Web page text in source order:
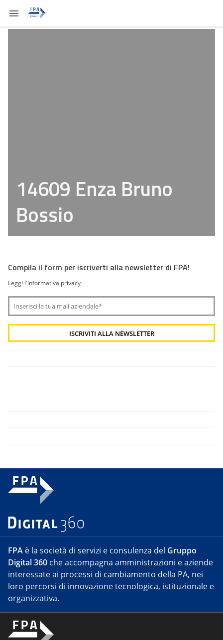
14609 Enza Bruno
Bossio
Compila il form per iscriverti alla newsletter di FPA!
Leggi l'informativa privacy
FPA è la società di servizi e consulenza del Gruppo
Digital 360 che accompagna amministrazioni e aziende
interessate ai processi di cambiamento della PA, nei
loro percorsi di innovazione tecnologica, istituzionale e
organizzativa.